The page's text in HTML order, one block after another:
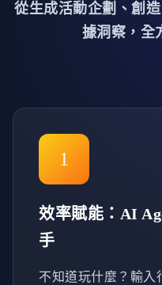
從生成活動企劃、創
據洞察，全
1
效率賦能：AI
手
不知道玩什麼？輸入